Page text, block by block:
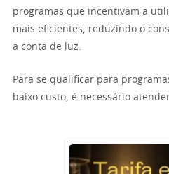
programas que incentivam a
mais eficientes, reduzindo o
a conta de luz.
Para se qualificar para
baixo custo, é necessário